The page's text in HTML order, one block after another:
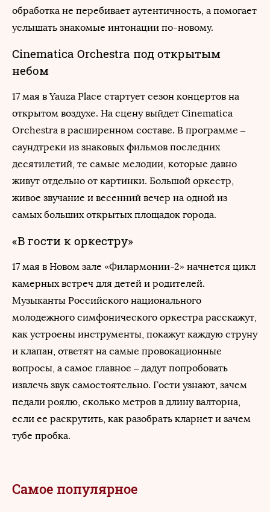
обработка не перебивает аутентичность, а помогает
услышать знакомые интонации по-новому.
Cinematica Orchestra под открытым
небом
17 мая в Yauza Place стартует сезон концертов на
открытом воздухе. На сцену выйдет Cinematica
Orchestra в расширенном составе. В программе –
саундтреки из знаковых фильмов последних
десятилетий, те самые мелодии, которые давно
живут отдельно от картинки. Большой оркестр,
живое звучание и весенний вечер на одной из
самых больших открытых площадок города.
«В гости к оркестру»
17 мая в Новом зале «Филармонии-2» начнется цикл
камерных встреч для детей и родителей.
Музыканты Российского национального
молодежного симфонического оркестра расскажут,
как устроены инструменты, покажут каждую струну
и клапан, ответят на самые провокационные
вопросы, а самое главное – дадут попробовать
извлечь звук самостоятельно. Гости узнают, зачем
педали роялю, сколько метров в длину валторна,
если ее раскрутить, как разобрать кларнет и зачем
тубе пробка.
Самое популярное